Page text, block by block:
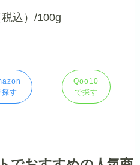
込）/100g
探す
Qoo10
で探す